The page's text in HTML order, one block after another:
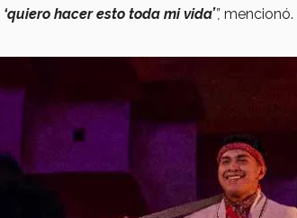
‘quiero hacer esto toda mi vida’”, mencionó.